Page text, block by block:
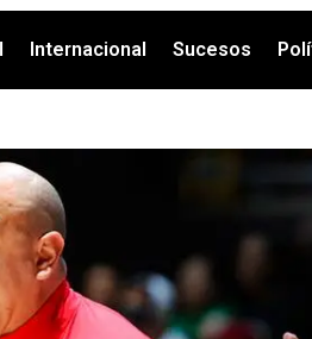
Internacional Sucesos